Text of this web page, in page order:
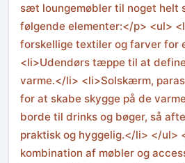
sæt loungemøbler til noget helt
følgende elementer:</p> <ul>
forskellige textiler og farver for
<li>Udendørs tæppe til at
varme.</li> <li>Solskærm,
for at skabe skygge på de
borde til drinks og bøger, så
praktisk og hyggelig.</li> </ul>
kombination af møbler og